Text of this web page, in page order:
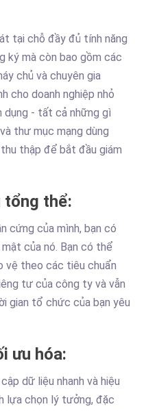
tại chỗ đầy đủ tính năng
ký mà còn bao gồm các
chủ và chuyên gia
cho doanh nghiệp nhỏ
dụng - tất cả những gì
thư mục mạng dùng
thập để bắt đầu giám
tổng thể:
cứng của mình, bạn có
của nó. Bạn có thể
vệ theo các tiêu chuẩn
tư của công ty và vẫn
gian tổ chức của bạn yêu
ưu hóa:
dữ liệu nhanh và hiệu
lựa chọn lý tưởng, đặc